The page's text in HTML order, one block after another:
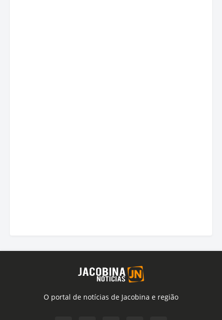
O portal de notícias de Jacobina e região